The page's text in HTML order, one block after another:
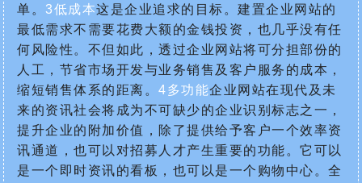
单。 3低成本这是企业追求的目标。建置企业网站的
最低需求不需要花费大额的金钱投资，也几乎没有任
何风险性。不但如此，透过企业网站将可分担部份的
人工，节省市场开发与业务销售及客户服务的成本，
缩短销售体系的距离。 4多功能企业网站在现代及未
来的资讯社会将成为不可缺少的企业识别标志之一，
提升企业的附加价值，除了提供给予客户一个效率资
讯通道，也可以对招募人才产生重要的功能。它可以
是一个即时资讯的看板，也可以是一个购物中心。全